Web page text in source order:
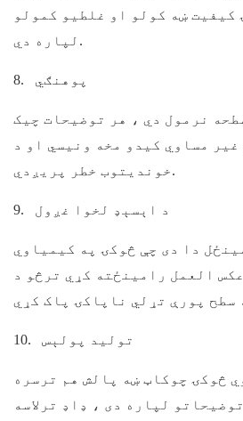
کیفیت ښه کولو او غلطیو کمولو
لپاره دي.
8. پوهنګي
نرمول دي ، هر توضیحات چیک
مساوي کیدو مخه ونیسي او د
خوندیتوب خطر پریږدي.
9. د اېسېډ لخوا غږول
دا دی چې څوکۍ په کیمیاوي
العمل رامینځته کړي ترڅو د
10. تولید پولېس
څوکۍ چوکاټ ښه پالش هم ترسره
لپاره دی ، ډاډ ترلاسه